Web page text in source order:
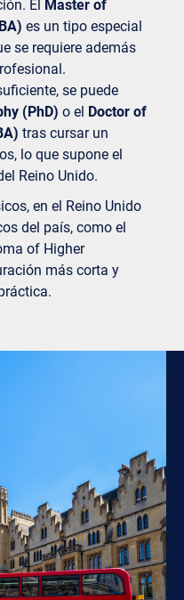
El Master of
es un tipo especial
se requiere además
se puede
(PhD) o el Doctor of
tras cursar un
lo que supone el
Reino Unido.
en el Reino Unido
del país, como el
of Higher
más corta y